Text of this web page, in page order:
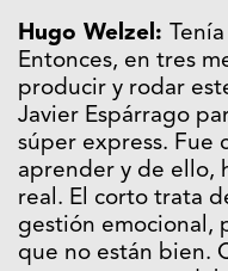
Hugo Welzel:
Entonces, en tres
producir y rodar
Javier Espárrago
súper express. Fue
aprender y de ello,
real. El corto trata
gestión emocional,
que no están bien.